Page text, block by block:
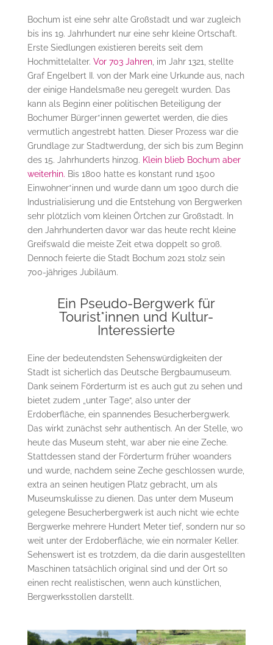
Bochum ist eine sehr alte Großstadt und war zugleich
bis ins 19. Jahrhundert nur eine sehr kleine Ortschaft.
Erste Siedlungen existieren bereits seit dem
Hochmittelalter. Vor 703 Jahren, im Jahr 1321, stellte
Graf Engelbert II. von der Mark eine Urkunde aus, nach
der einige Handelsmaße neu geregelt wurden. Das
kann als Beginn einer politischen Beteiligung der
Bochumer Bürger*innen gewertet werden, die dies
vermutlich angestrebt hatten. Dieser Prozess war die
Grundlage zur Stadtwerdung, der sich bis zum Beginn
des 15. Jahrhunderts hinzog. Klein blieb Bochum aber
weiterhin. Bis 1800 hatte es konstant rund 1500
Einwohner*innen und wurde dann um 1900 durch die
Industrialisierung und die Entstehung von Bergwerken
sehr plötzlich vom kleinen Örtchen zur Großstadt. In
den Jahrhunderten davor war das heute recht kleine
Greifswald die meiste Zeit etwa doppelt so groß.
Dennoch feierte die Stadt Bochum 2021 stolz sein
700-jähriges Jubiläum.
Ein Pseudo-Bergwerk für
Tourist*innen und Kultur-
Interessierte
Eine der bedeutendsten Sehenswürdigkeiten der
Stadt ist sicherlich das Deutsche Bergbaumuseum.
Dank seinem Förderturm ist es auch gut zu sehen und
bietet zudem „unter Tage“, also unter der
Erdoberfläche, ein spannendes Besucherbergwerk.
Das wirkt zunächst sehr authentisch. An der Stelle, wo
heute das Museum steht, war aber nie eine Zeche.
Stattdessen stand der Förderturm früher woanders
und wurde, nachdem seine Zeche geschlossen wurde,
extra an seinen heutigen Platz gebracht, um als
Museumskulisse zu dienen. Das unter dem Museum
gelegene Besucherbergwerk ist auch nicht wie echte
Bergwerke mehrere Hundert Meter tief, sondern nur so
weit unter der Erdoberfläche, wie ein normaler Keller.
Sehenswert ist es trotzdem, da die darin ausgestellten
Maschinen tatsächlich original sind und der Ort so
einen recht realistischen, wenn auch künstlichen,
Bergwerksstollen darstellt.